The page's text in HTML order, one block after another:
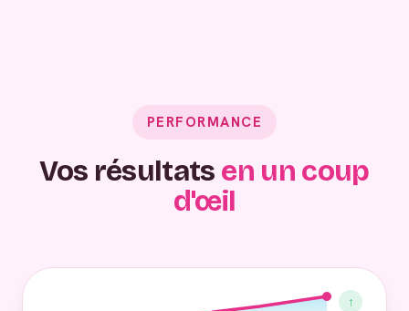
PERFORMANCE
Vos résultats en un coup
d'œil
↑